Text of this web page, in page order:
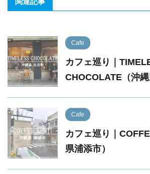
Cafe
カフェ巡り｜
CHOCOLATE（沖縄
Cafe
カフェ巡り｜
県浦添市）